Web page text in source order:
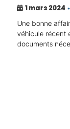
1 mars 2024 •
Une bonne
véhicule récent
documents